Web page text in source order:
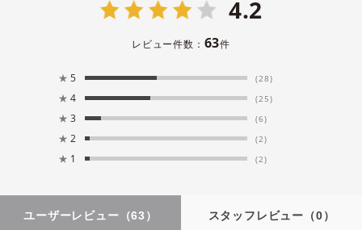
4.2
レビュー件数： 63件
★ 5 (28)
★ 4 (25)
★ 3 (6)
★ 2 (2)
★ 1 (2)
ユーザーレビュー （63） スタッフレビュー （0）